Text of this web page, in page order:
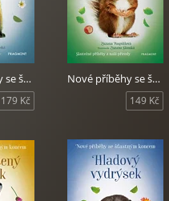
Nové příběhy se šťastným koncem - Zvědavá lištička
179 Kč
Nové příběhy se šťastným koncem - Starostlivá veverka
149 Kč